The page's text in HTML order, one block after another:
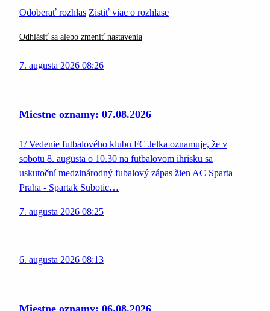
Odoberať rozhlas Zistiť viac o rozhlase
Odhlásiť sa alebo zmeniť nastavenia
7. augusta 2026 08:26
Miestne oznamy: 07.08.2026
1/ Vedenie futbalového klubu FC Jelka oznamuje, že v
sobotu 8. augusta o 10.30 na futbalovom ihrisku sa
uskutoční medzinárodný fubalový zápas žien AC Sparta
Praha - Spartak Subotic…
7. augusta 2026 08:25
6. augusta 2026 08:13
Miestne oznamy: 06.08.2026